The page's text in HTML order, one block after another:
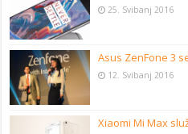
25. Svibanj 2016
Asus ZenFone 3
12. Svibanj 2016
Xiaomi Mi Max